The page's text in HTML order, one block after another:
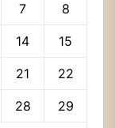
7 8
14 15
21 22
28 29